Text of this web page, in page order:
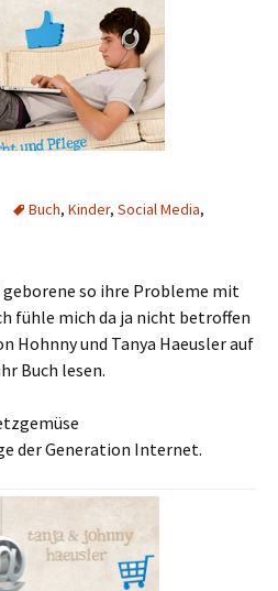
Buch, Kinder, Social Media,
so ihre Probleme mit
fühle mich da ja nicht betroffen
Hohnny und Tanya Haeusler auf
Buch lesen.
der Generation Internet.